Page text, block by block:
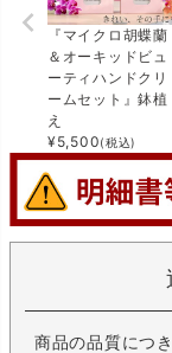
『マイクロ胡蝶蘭
＆オーキッドビュ
ーティハンドクリ
ームセット』鉢植
え
¥5,500(税込)
商品の品質につ